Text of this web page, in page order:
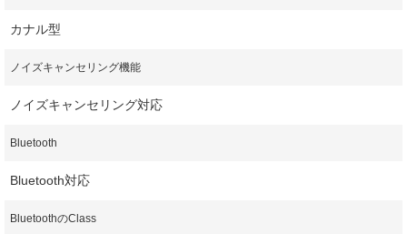
カナル型
ノイズキャンセリング機能
ノイズキャンセリング対応
Bluetooth
Bluetooth対応
BluetoothのClass